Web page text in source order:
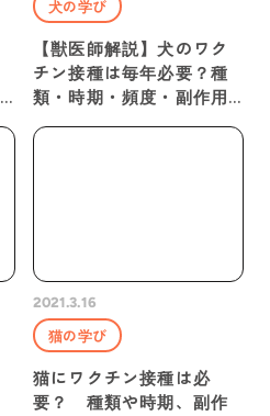
犬の学び
【獣医師解説】犬のワク
チン接種は毎年必要？種
類・時期・頻度・副作用
などを解説
2021.3.16
猫の学び
猫にワクチン接種は必
要？ 種類や時期、副作